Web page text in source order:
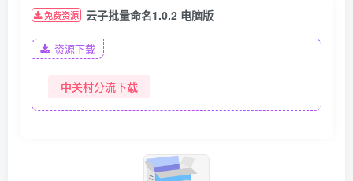
免费资源 云子批量命名1.0.2 电脑版
资源下载
中关村分流下载